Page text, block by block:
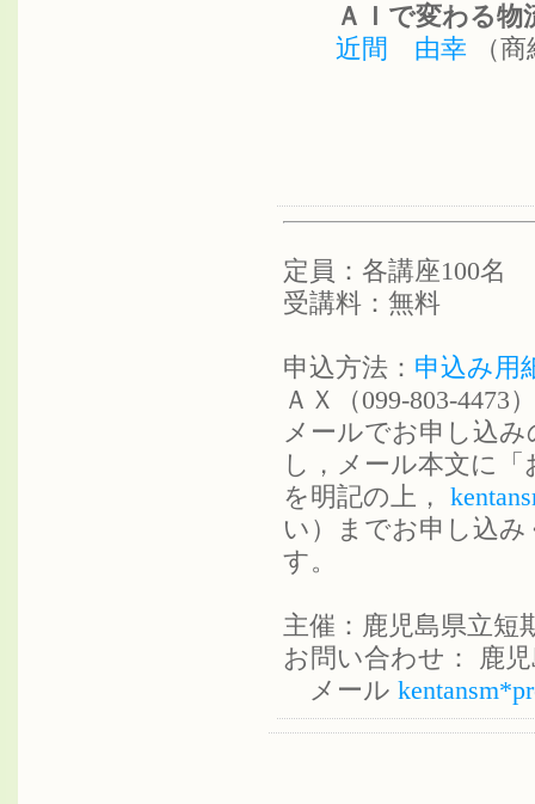
ＡＩで変わる物
近間 由幸
（
定員：各講座100名
受講料：無料
申込方法： 申込み用
ＡＸ（099-803-
メールでお申し込
し，メール本文に
を明記の上，
い）までお申し込
す。
主催：鹿児島県立
お問い合わせ： 鹿
メール